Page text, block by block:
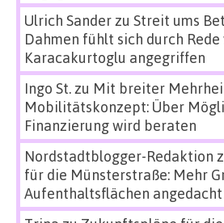
Ulrich Sanderzu Streit ums
Dahmen fühlt sich durch Rede
Karacakurtoglu angegriffen
Ingo St.zu Mit breiter
Mobilitätskonzept: Über
Finanzierung wird beraten
Nordstadtblogger-Redaktion
für die Münsterstraße: Mehr
Aufenthaltsflächen angedacht